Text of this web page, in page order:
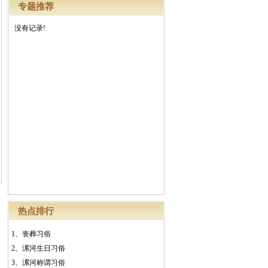
专题推荐
没有记录!
热点排行
1、 丧葬习俗
2、 漯河生日习俗
3、 漯河称谓习俗